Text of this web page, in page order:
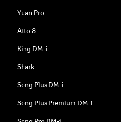
Yuan Pro
Atto 8
King DM-i
Shark
Song Plus DM-i
Song Plus Premium DM-i